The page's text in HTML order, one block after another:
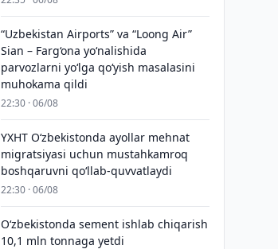
“Uzbekistan Airports” va “Loong Air”
Sian – Farg‘ona yo‘nalishida
parvozlarni yo‘lga qo‘yish masalasini
muhokama qildi
22:30 · 06/08
YXHT O‘zbekistonda ayollar mehnat
migratsiyasi uchun mustahkamroq
boshqaruvni qo‘llab-quvvatlaydi
22:30 · 06/08
O‘zbekistonda sement ishlab chiqarish
10,1 mln tonnaga yetdi